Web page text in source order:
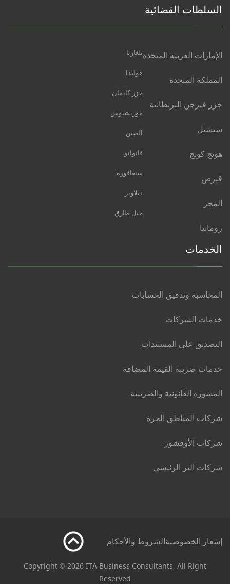
السلطات القضائية
الإمارات العربية المتحدة
المملكة المتحدة
جزر فيرجن البريطانية
سيشيل
هونج كونج
قبرص
المجر
رومانيا
بلغاريا
هولندا
جزر كايمان
موريشيوس
الصين
فانواتو
سنغافورة
ديلاوير
جبل طارق
الخدمات
المحاسبة وتدقيق الحسابات
خدمات الشركات
التصديق على المستندات
خدمات ضريبة القيمة المضافة
المشورة القانونية والضريبية
شركات المناطق الحرة
شركات الأوفشور
شركات البر الرئيسي
إشعار الخصوصيةالشروط والأحكام
Copyright © 2026 ITA Business Consultants, All Right
Reserved